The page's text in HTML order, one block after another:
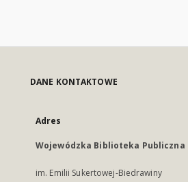
DANE KONTAKTOWE
Adres
Wojewódzka Biblioteka Publiczna
im. Emilii Sukertowej-Biedrawiny